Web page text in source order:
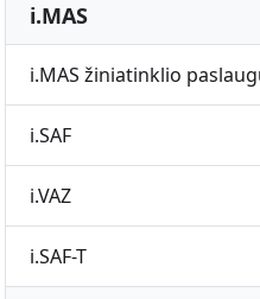
i.MAS
i.MAS žiniatinklio
i.SAF
i.VAZ
i.SAF-T